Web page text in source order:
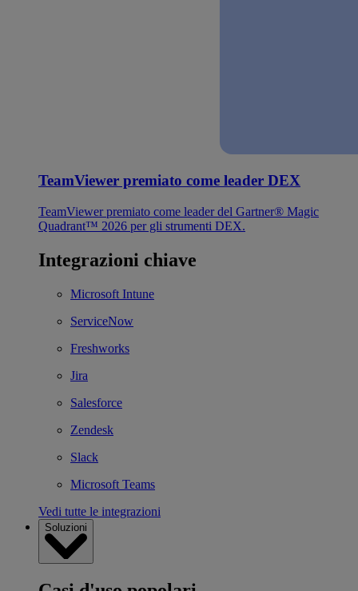
TeamViewer premiato come leader DEX
TeamViewer premiato come leader del Gartner® Magic
Quadrant™ 2026 per gli strumenti DEX.
Integrazioni chiave
Microsoft Intune
ServiceNow
Freshworks
Jira
Salesforce
Zendesk
Slack
Microsoft Teams
Vedi tutte le integrazioni
Soluzioni